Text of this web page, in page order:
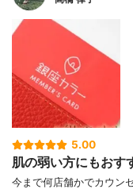
5.00
肌の弱い方にもお
今まで何店舗かでカウン